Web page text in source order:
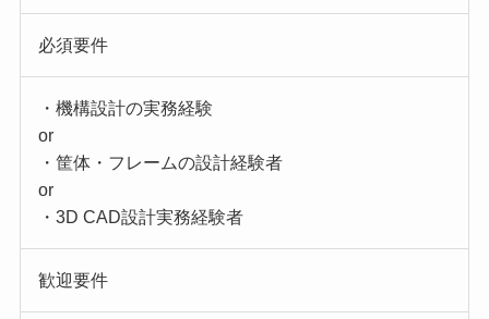
必須要件
・機構設計の実務経験
or
・筐体・フレームの設計経験者
or
・3D CAD設計実務経験者
歓迎要件